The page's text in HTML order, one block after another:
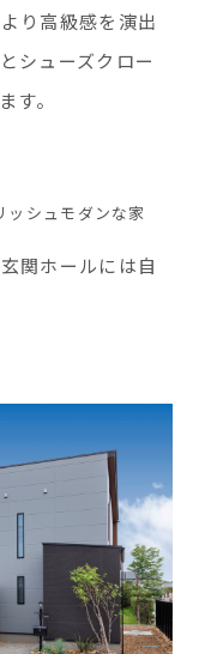
り高級感を演出
シューズクロー
す。
関ホールには自